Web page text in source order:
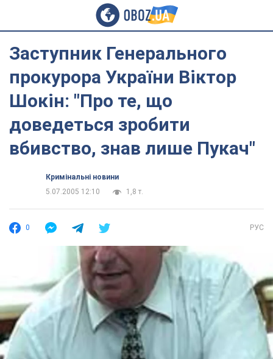
Заступник Генерального
прокурора України Віктор
Шокін: "Про те, що
доведеться зробити
вбивство, знав лише Пукач"
Кримінальні новини
5.07.2005 12:10
1,8 т.
0 РУС